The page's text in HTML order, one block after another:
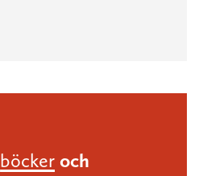
böcker och